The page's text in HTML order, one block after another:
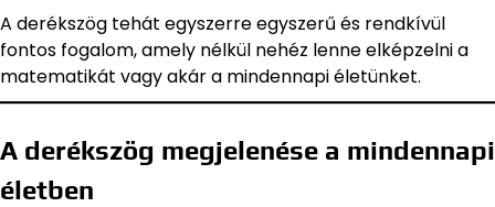
A derékszög tehát egyszerre egyszerű és rendkívül
fontos fogalom, amely nélkül nehéz lenne elképzelni a
matematikát vagy akár a mindennapi életünket.
A derékszög megjelenése a mindennapi
életben